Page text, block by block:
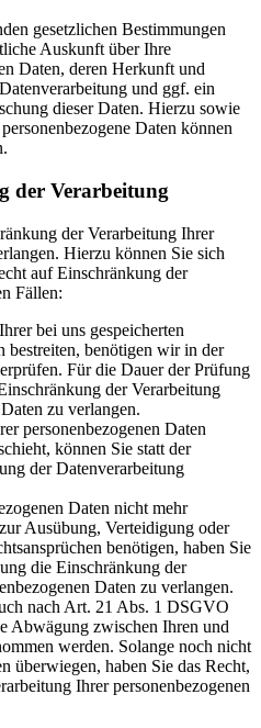
gesetzlichen Bestimmungen
Auskunft über Ihre
Daten, deren Herkunft und
und ggf. ein
dieser Daten. Hierzu sowie
Daten können
der Verarbeitung
der Verarbeitung Ihrer
Hierzu können Sie sich
auf Einschränkung der
Fällen:
bei uns gespeicherten
bestreiten, benötigen wir in der
Für die Dauer der Prüfung
der Verarbeitung
zu verlangen.
personenbezogenen Daten
können Sie statt der
der Datenverarbeitung
Daten nicht mehr
Ausübung, Verteidigung oder
benötigen, haben Sie
die Einschränkung der
Daten zu verlangen.
nach Art. 21 Abs. 1 DSGVO
Abwägung zwischen Ihren und
werden. Solange noch nicht
überwiegen, haben Sie das Recht,
Ihrer personenbezogenen